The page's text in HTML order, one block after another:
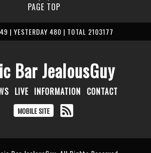
PAGE TOP
| YESTERDAY 480 | TOTAL 2103177
Bar JealousGuy
LIVE INFORMATION CONTACT
MOBILE SITE